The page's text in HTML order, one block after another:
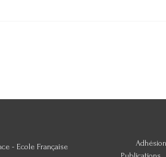
- Ecole Française